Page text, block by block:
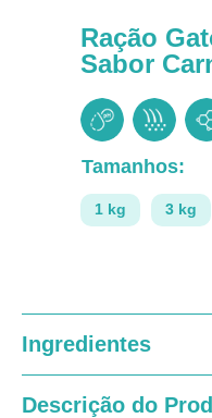
Tamanhos:
1 kg 3 kg
Ração
Sabor
Ingredientes
Descrição do